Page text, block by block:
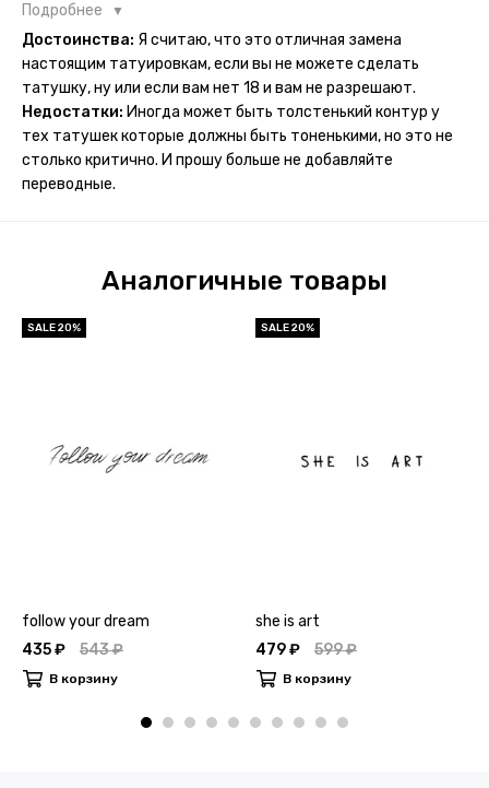
просто не "усиживались", не те темнели, а после душа
вообще слазили, вот недавно сделала фризби дог и он
через сутки проявился и все ещё держится!! ну а 4 звезды
потому что у меня ещё очень много переводных
татуировок(
Подробнее
Достоинства: Я считаю, что это отличная замена
настоящим татуировкам, если вы не можете сделать
татушку, ну или если вам нет 18 и вам не разрешают.
Недостатки: Иногда может быть толстенький контур у
тех татушек которые должны быть тоненькими, но это не
столько критично. И прошу больше не добавляйте
переводные.
Аналогичные товары
SALE 20%
follow your dream
435 ₽
543 ₽
В корзину
SALE 20%
she is art
479 ₽
599 ₽
В корзину